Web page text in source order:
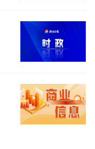
关系正处于历史